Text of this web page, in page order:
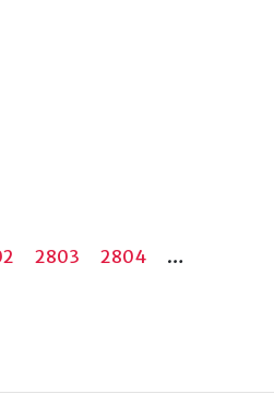
Pagina
2803 Pagina
2804 …